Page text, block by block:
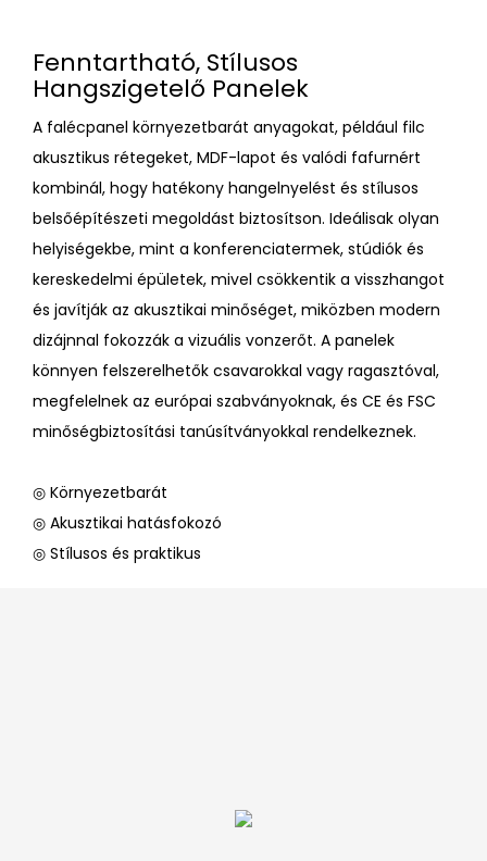
Fenntartható, Stílusos
Hangszigetelő Panelek
A falécpanel környezetbarát anyagokat, például filc
akusztikus rétegeket, MDF-lapot és valódi fafurnért
kombinál, hogy hatékony hangelnyelést és stílusos
belsőépítészeti megoldást biztosítson. Ideálisak olyan
helyiségekbe, mint a konferenciatermek, stúdiók és
kereskedelmi épületek, mivel csökkentik a visszhangot
és javítják az akusztikai minőséget, miközben modern
dizájnnal fokozzák a vizuális vonzerőt. A panelek
könnyen felszerelhetők csavarokkal vagy ragasztóval,
megfelelnek az európai szabványoknak, és CE és FSC
minőségbiztosítási tanúsítványokkal rendelkeznek.
◎ Környezetbarát
◎ Akusztikai hatásfokozó
◎ Stílusos és praktikus